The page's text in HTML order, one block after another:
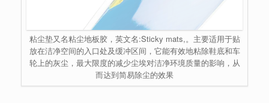
粘尘垫又名粘尘地板胶，英文名:Sticky mats,。主要适用于贴
放在洁净空间的入口处及缓冲区间，它能有效地粘除鞋底和车
轮上的灰尘，最大限度的减少尘埃对洁净环境质量的影响，从
而达到简易除尘的效果